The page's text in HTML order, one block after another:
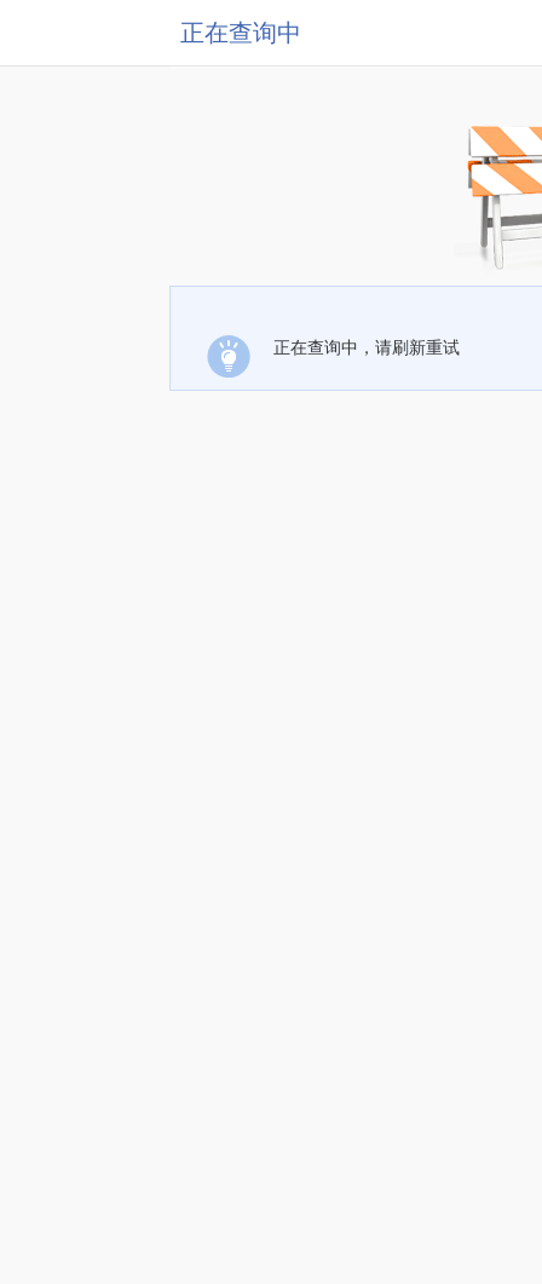
正在查询中
正在查询中，请刷新重试